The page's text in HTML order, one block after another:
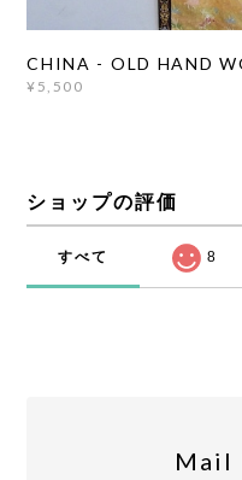
CHINA - OLD HAND
¥5,500
ショップの評価
すべて 8
Mail